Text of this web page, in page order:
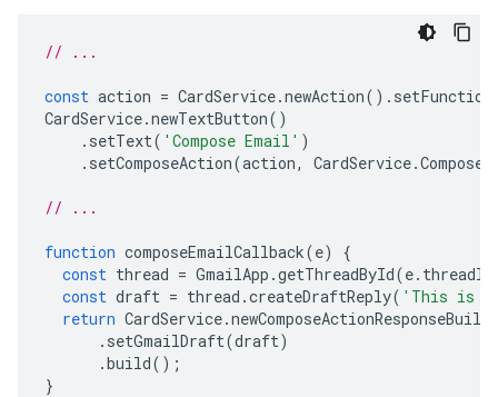
// ...
const action = CardService.newAction().
CardService.newTextButton()
. setText( 'Compose Email' )
. setComposeAction(action, CardService.
// ...
function composeEmailCallback(e)
{
const thread = GmailApp .getThreadById(e. threadId
const draft = thread .createDraftReply( 'This is
return CardService.
. setGmailDraft(draft)
.build();
}